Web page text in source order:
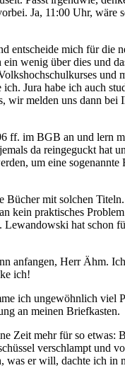
Ja, 11:00 Uhr, wäre
mich für die
wenig über dies und
und
Jura habe ich auch
melden uns dann bei
ff. im BGB an und lern
da reingeguckt hat
um eine sogenannte
mit solchen
kein praktisches
hat schon
anfangen, Herr Ähm.
ich!
ich ungewöhnlich viel
an meinen Briefkasten.
mehr für so etwas:
verschlampt und
er will, dachte ich in